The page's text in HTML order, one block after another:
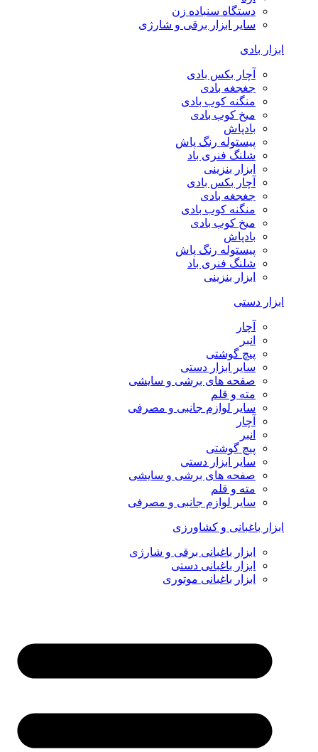
دستگاه سنباده زن
سایر ابزار برقی و شارژی
ابزار بادی
آچار بکس بادی
جغجغه بادی
منگنه کوب بادی
میخ کوب بادی
بادپاش
پیستوله رنگ پاش
شلنگ فنری باد
ابزار بنزینی
آچار بکس بادی
جغجغه بادی
منگنه کوب بادی
میخ کوب بادی
بادپاش
پیستوله رنگ پاش
شلنگ فنری باد
ابزار بنزینی
ابزار دستی
آچار
انبر
پیچ گوشتی
سایر ابزار دستی
صفحه های برشی و سایشی
مته و قلم
سایر لوازم جانبی و مصرفی
آچار
انبر
پیچ گوشتی
سایر ابزار دستی
صفحه های برشی و سایشی
مته و قلم
سایر لوازم جانبی و مصرفی
ابزار باغبانی و کشاورزی
ابزار باغبانی برقی و شارژی
ابزار باغبانی دستی
ابزار باغبانی موتوری